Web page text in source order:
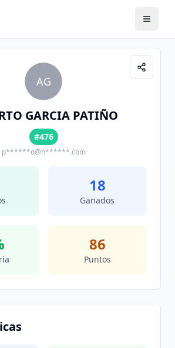
AG
GARCIA PATIÑO
#476
p******o@h******.com
18
Ganados
86
Puntos